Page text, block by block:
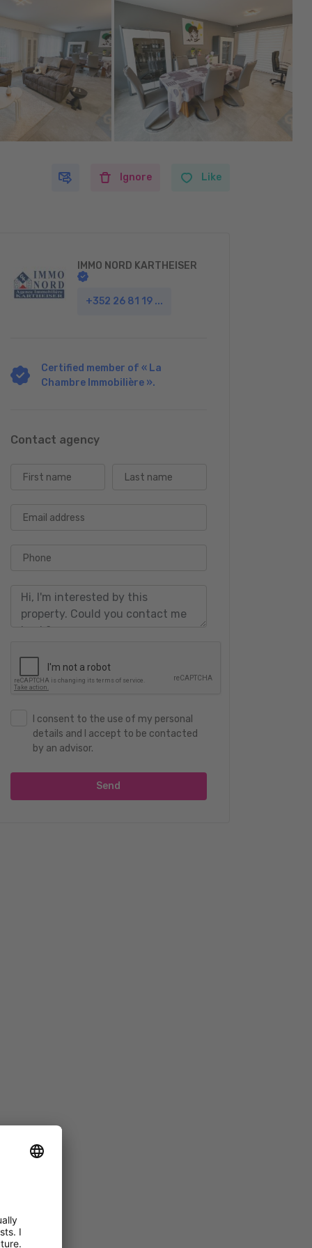
Ignore Like
IMMO NORD KARTHEISER
+352 26 81 19 ...
Certified member of « La
Chambre Immobilière ».
Contact agency
First name Last name
Email address
Phone
I consent to the use of my personal
details and I accept to be contacted
by an advisor.
Send